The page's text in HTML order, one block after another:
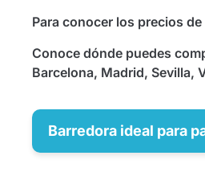
Para conocer los precios
Conoce dónde puedes
Barcelona, Madrid, Sevilla,
Barredora ideal para